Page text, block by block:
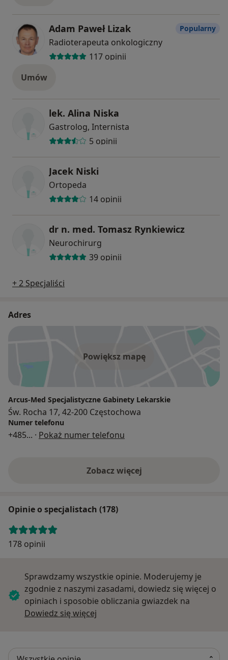
Adam Paweł Lizak
Radioterapeuta onkologiczny
117 opinii
Popularny
Umów
lek. Alina Niska
Gastrolog, Internista
5 opinii
Jacek Niski
Ortopeda
14 opinii
dr n. med. Tomasz Rynkiewicz
Neurochirurg
39 opinii
+ 2 Specjaliści
Adres
Powiększ mapę
Arcus-Med Specjalistyczne Gabinety Lekarskie
Św. Rocha 17, 42-200 Częstochowa
Numer telefonu
+485... · Pokaż numer telefonu
Zobacz więcej
Opinie o specjalistach (178)
178 opinii
Sprawdzamy wszystkie opinie. Moderujemy je
zgodnie z naszymi zasadami, dowiedz się więcej o
opiniach i sposobie obliczania gwiazdek na
Dowiedz się więcej